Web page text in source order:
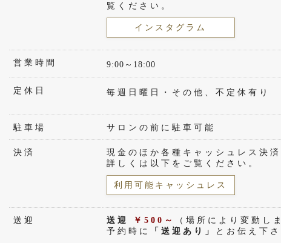
覧ください。
インスタグラム
営業時間 9:00～18:00
定休日 毎週日曜日・その他、不定休有り
駐車場 サロンの前に駐車可能
決済
現金のほか各種キャッシュレス決
詳しくは以下をご覧ください。
利用可能キャッシュレス
送迎 送迎 ￥500～
（場所により変動し
予約時に
「送迎あり」 とお伝え下さ